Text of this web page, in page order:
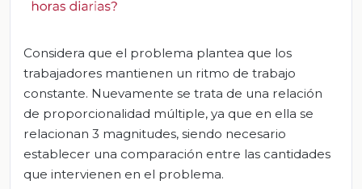
Considera que el problema plantea que los
trabajadores mantienen un ritmo de trabajo
constante. Nuevamente se trata de una relación
de proporcionalidad múltiple, ya que en ella se
relacionan 3 magnitudes, siendo necesario
establecer una comparación entre las cantidades
que intervienen en el problema.